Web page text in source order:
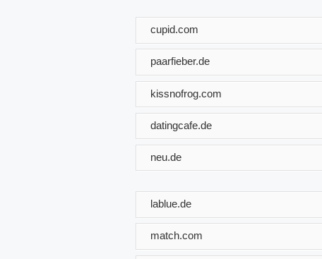
cupid.com
paarfieber.de
kissnofrog.com
datingcafe.de
neu.de
lablue.de
match.com